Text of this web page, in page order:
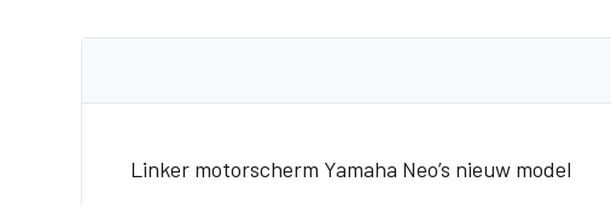
Linker motorscherm Yamaha Neo’s nieuw model